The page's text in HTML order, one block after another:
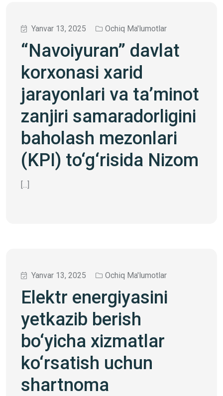
Yanvar 13, 2025 Ochiq Ma'lumotlar
“Navoiyuran” davlat
korxonasi xarid
jarayonlari va ta’minot
zanjiri samaradorligini
baholash mezonlari
(KPI) to‘g‘risida Nizom
[...]
Yanvar 13, 2025 Ochiq Ma'lumotlar
Elektr energiyasini
yetkazib berish
bo‘yicha хizmatlar
ko‘rsatish uchun
shartnoma